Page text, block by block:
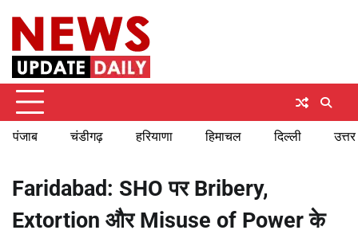
content
पंजाब चंडीगढ़ हरियाणा हिमाचल दिल्ली
Faridabad: SHO पर Bribery,
Extortion और Misuse of Power के